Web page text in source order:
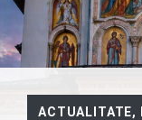
ACTUALITATE,